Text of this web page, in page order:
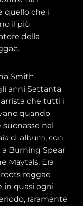
quello che i
il più
della
Smith
anni Settanta
che tutti i
quando
nel
di album, con
Burning Spear,
Maytals. Era
reggae
in quasi ogni
raramente